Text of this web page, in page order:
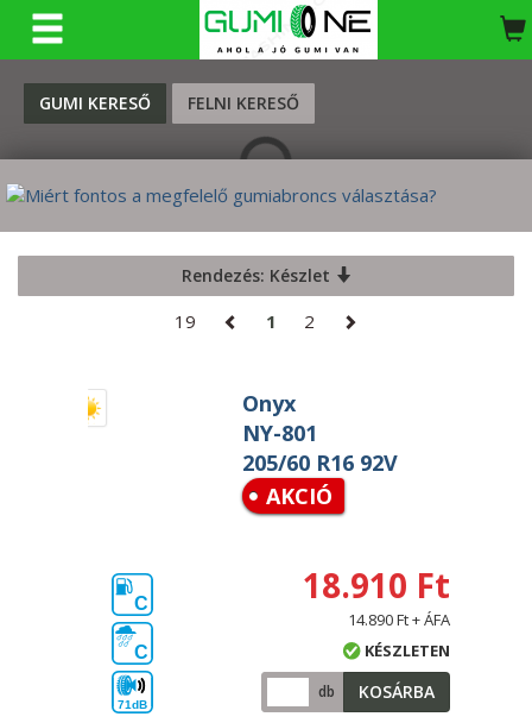
GUMI KERESŐ FELNI KERESŐ
KERESÉS
Rendezés: Készlet
19 1 2
Onyx
NY-801
205/60 R16 92V
AKCIÓ
C
C
71dB
18.910 Ft
14.890 Ft + ÁFA
KÉSZLETEN
db KOSÁRBA